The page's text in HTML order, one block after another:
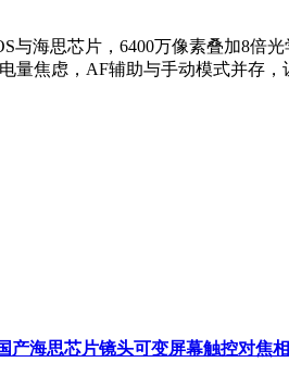
与海思芯片，6400万像素叠加8
量焦虑，AF辅助与手动模式并存，
海思芯片镜头可变屏幕触控对焦